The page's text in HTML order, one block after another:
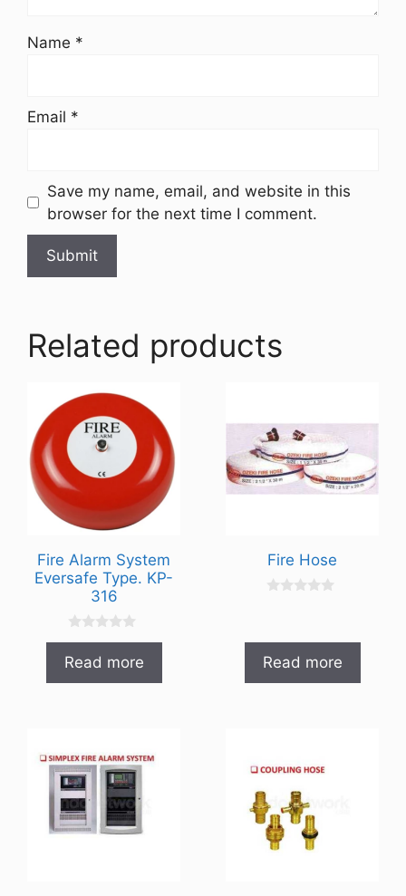
Name *
Email *
Save my name, email, and website in this
browser for the next time I comment.
Related products
Fire Alarm System
Eversafe Type. KP-
316
0
u
Read more
Fire Hose
t
o
f
Read more